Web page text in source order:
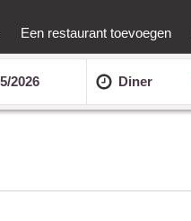
Een restaurant toevoegen
Diner